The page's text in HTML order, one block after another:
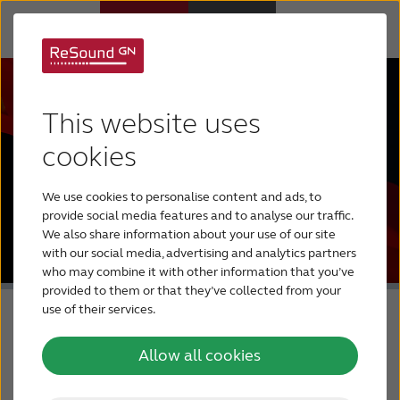
This website uses
cookies
We use cookies to personalise content and ads, to
provide social media features and to analyse our traffic.
We also share information about your use of our site
with our social media, advertising and analytics partners
who may combine it with other information that you’ve
provided to them or that they’ve collected from your
use of their services.
Allow all cookies
Потеря слуха
Для близких
О тиннитусе
Поддержка
О ReSound
ReSound Savi